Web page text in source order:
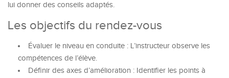
lui donner des conseils adaptés.
Les objectifs du rendez-vous
Évaluer le niveau en conduite : L’instructeur observe les
compétences de l’élève.
Définir des axes d’amélioration : Identifier les points à